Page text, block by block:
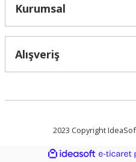
Kurumsal
Alışveriş
2023 Copyright
ideasoft